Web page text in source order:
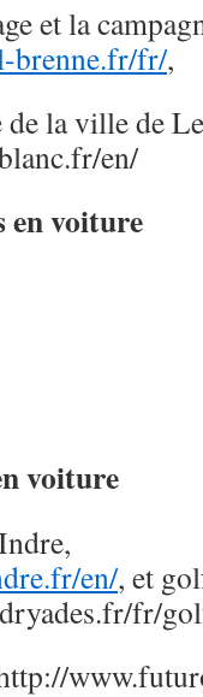
et la
brenne.fr/fr/,
la ville de
en/
en voiture
voiture
en/, et
fr/